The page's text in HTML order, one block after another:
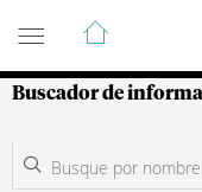
Guía de
Buscador de